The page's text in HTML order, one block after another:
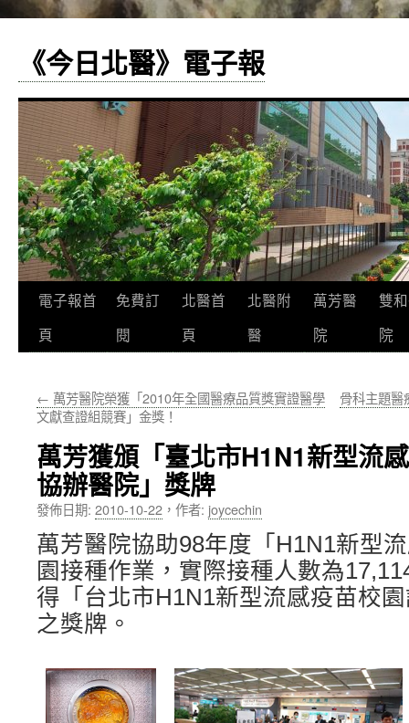
《今日北醫》電子報
跳
至
要
容
電子報首
頁
免費訂
閱
北醫首
頁
北醫附
醫
萬芳醫
院
雙
院
← 萬芳醫院榮獲「2010年全國醫療品質獎實證醫學
文獻查證組競賽」金獎！
骨科主題醫
萬芳獲頒「臺北市H1N1新型流
協辦醫院」獎牌
發佈日期: 2010-10-22 ， 作者: joycechin
萬芳醫院協助98年度「H1N1新型
園接種作業，實際接種人數為
得「台北市H1N1新型流感疫苗校
之獎牌。